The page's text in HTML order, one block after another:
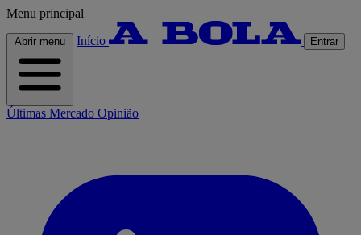
Menu principal
Abrir menu Início Entrar
Últimas Mercado Opinião